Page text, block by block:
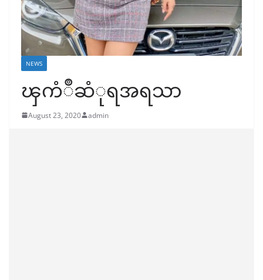
NEWS
ၾကံဳဆံုရအရသာ
August 23, 2020 admin